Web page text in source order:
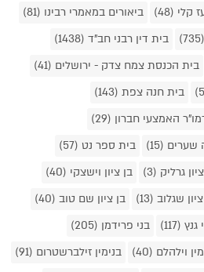
קלי (48)
ביאורים במאמרי רבינו (81)
בית דין רבני חב"ד (1438)
בית הכנסת צמח צדק - ירושלים (41)
בית חנה צפת (143)
האמצעי חברון (29)
(15)
בית ספר נט (57)
גרליק (3)
בן ציון וישצקי (40)
שגלוב (13)
בן ציון שם טוב (40)
(117)
בני פרידמן (205)
וילהלם (40)
בנימין זילברשטרום (91)